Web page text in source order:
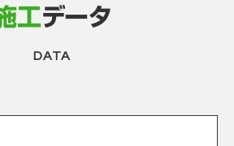
工データ
DATA